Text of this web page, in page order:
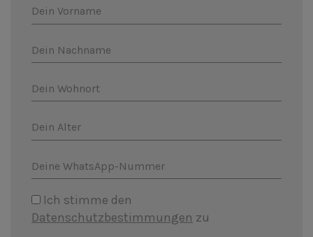
Dein Vorname
Dein Nachname
Dein Wohnort
Dein Alter
Deine WhatsApp-Nummer
Ich stimme den
Datenschutzbestimmungen zu